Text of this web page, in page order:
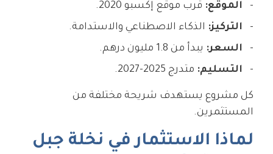
الموقع: قرب موقع إكسبو 2020.
التركيز: الذكاء الاصطناعي والاستدامة.
السعر: يبدأ من 1.8 مليون درهم.
التسليم: متدرج 2025-2027.
كل مشروع يستهدف شريحة مختلفة من
المستثمرين.
لماذا الاستثمار في نخلة جبل